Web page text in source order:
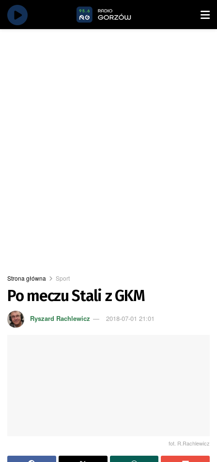
Strona główna Sport
Po meczu Stali z GKM
Ryszard Rachlewicz 2018-07-01 21:01
fot. R.Rachlewicz